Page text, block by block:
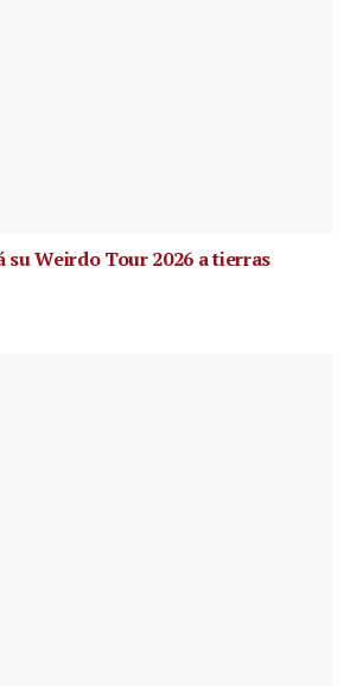
su Weirdo Tour 2026 a tierras